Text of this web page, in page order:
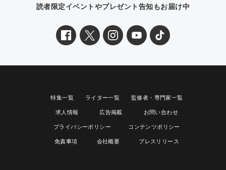
読者限定イベントやプレゼント告知もお届け中
特集一覧 ライター一覧 監修者・専門家一覧
求人情報 広告掲載 お問い合わせ
プライバシーポリシー コンテンツポリシー
免責事項 会社概要 プレスリリース